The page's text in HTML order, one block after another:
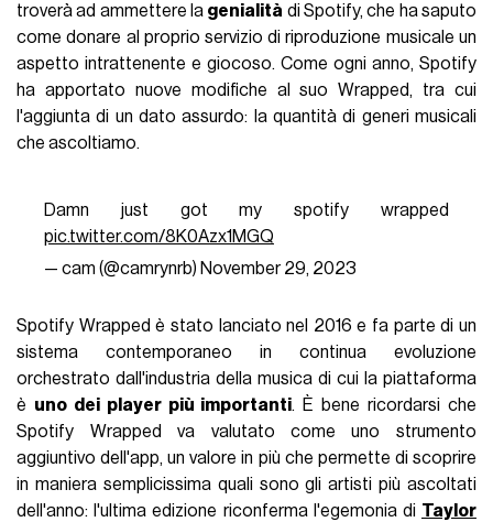
troverà ad ammettere la genialità di Spotify, che ha saputo
come donare al proprio servizio di riproduzione musicale un
aspetto intrattenente e giocoso. Come ogni anno, Spotify
ha apportato nuove modifiche al suo Wrapped, tra cui
l'aggiunta di un dato assurdo: la quantità di generi musicali
che ascoltiamo.
Damn just got my spotify wrapped
pic.twitter.com/8K0Azx1MGQ
— cam (@camrynrb) November 29, 2023
Spotify Wrapped è stato lanciato nel 2016 e fa parte di un
sistema contemporaneo in continua evoluzione
orchestrato dall'industria della musica di cui la piattaforma
è uno dei player più importanti. È bene ricordarsi che
Spotify Wrapped va valutato come uno strumento
aggiuntivo dell'app, un valore in più che permette di scoprire
in maniera semplicissima quali sono gli artisti più ascoltati
dell'anno: l'ultima edizione riconferma l'egemonia di Taylor